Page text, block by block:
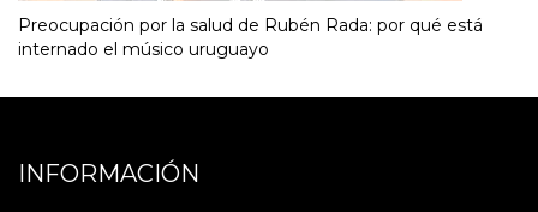
Preocupación por la salud de Rubén Rada: por qué está
internado el músico uruguayo
INFORMACIÓN